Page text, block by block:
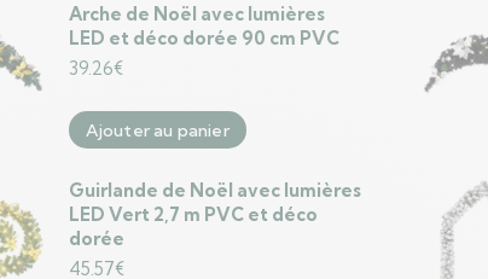
Arche de Noël avec lumières
LED et déco dorée 90 cm PVC
39.26€
Ajouter au panier
Guirlande de Noël avec lumières
LED Vert 2,7 m PVC et déco
dorée
45.57€